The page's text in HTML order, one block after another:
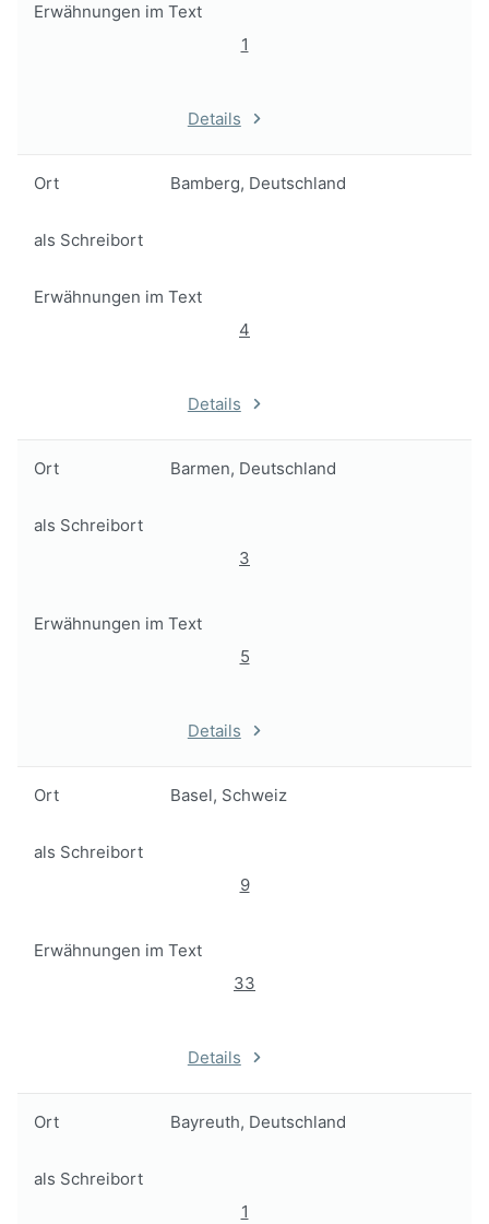
Erwähnungen im Text
1
Details
Ort Bamberg, Deutschland
als Schreibort
Erwähnungen im Text
4
Details
Ort Barmen, Deutschland
als Schreibort
3
Erwähnungen im Text
5
Details
Ort Basel, Schweiz
als Schreibort
9
Erwähnungen im Text
33
Details
Ort Bayreuth, Deutschland
als Schreibort
1